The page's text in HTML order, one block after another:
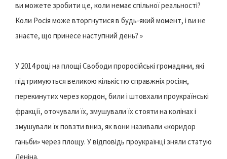
ви можете зробити це, коли немає спільної реальності?
Коли Росія може вторгнутися в будь-який момент, і ви не
знаєте, що принесе наступний день? »
У 2014 році на площі Свободи проросійські громадяни, які
підтримуються великою кількістю справжніх росіян,
перекинутих через кордон, били і штовхали проукраїнські
фракції, оточували їх, змушували їх стояти на колінах і
змушували їх повзти вниз, як вони називали «коридор
ганьби» через площу. У відповідь проукраїнці зняли статую
Леніна.